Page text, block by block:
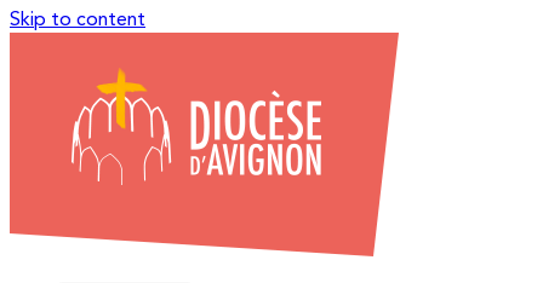
Skip to content